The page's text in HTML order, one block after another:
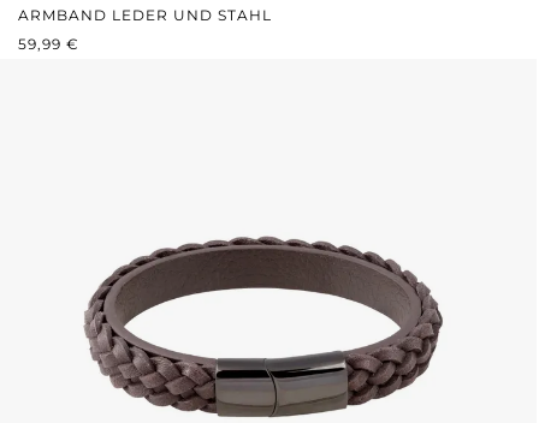
ARMBAND LEDER UND STAHL
REGULÄRER PREIS:
59,99 €